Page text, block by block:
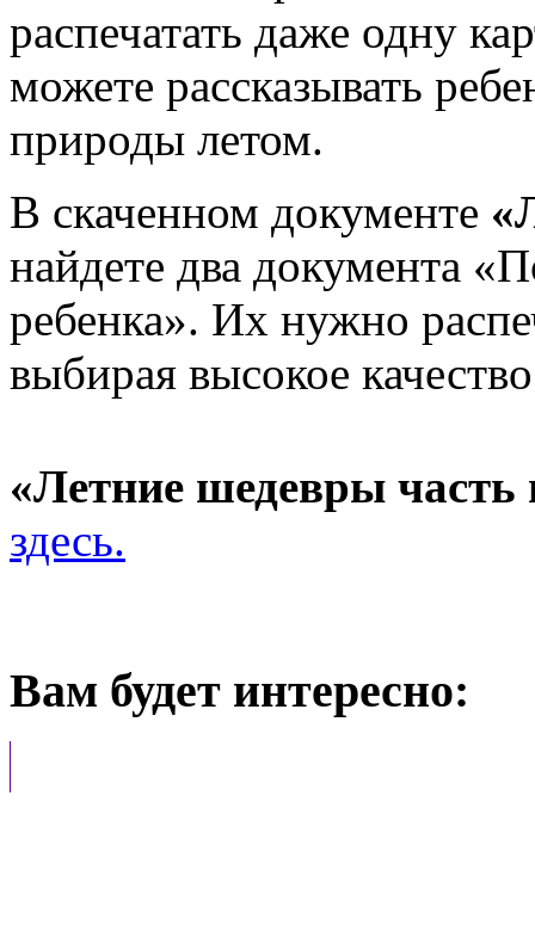
распечатать даже одну
можете рассказывать
природы летом.
В скаченном документе
найдете два документа
ребенка». Их нужно
выбирая высокое
«Летние шедевры часть
здесь.
Вам будет интересно: